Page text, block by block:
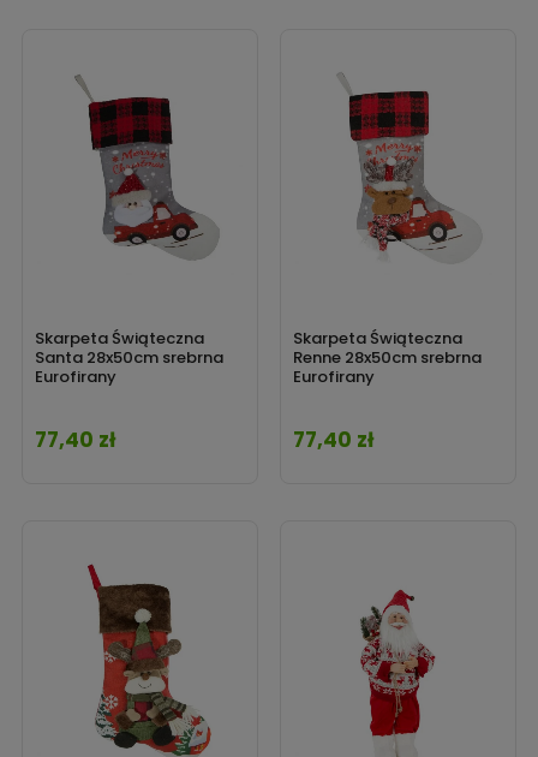
Skarpeta Świąteczna
Santa 28x50cm srebrna
Eurofirany
Cena
77,40 zł
Skarpeta Świąteczna
Renne 28x50cm srebrna
Eurofirany
Cena
77,40 zł